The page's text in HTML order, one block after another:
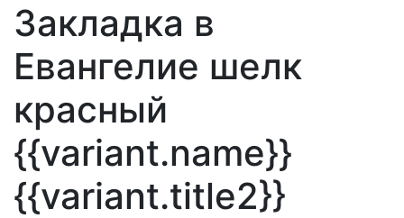
Закладка в
Евангелие шелк
красный
{{variant.name}}
{{variant.title2}}